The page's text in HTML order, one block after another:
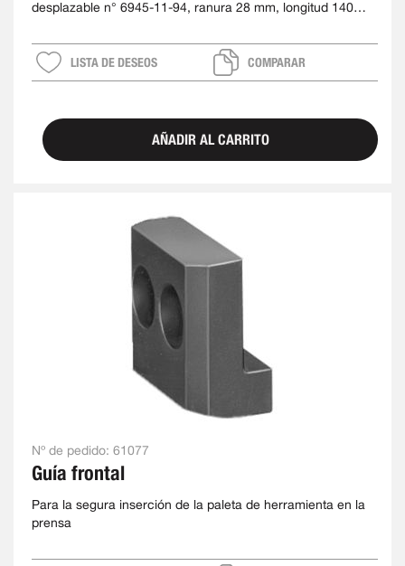
desplazable n° 6945-11-94, ranura 28 mm, longitud 140
LISTA DE DESEOS COMPARAR
AÑADIR AL CARRITO
Nº de pedido: 61077
Guía frontal
Para la segura inserción de la paleta de herramienta en la
prensa